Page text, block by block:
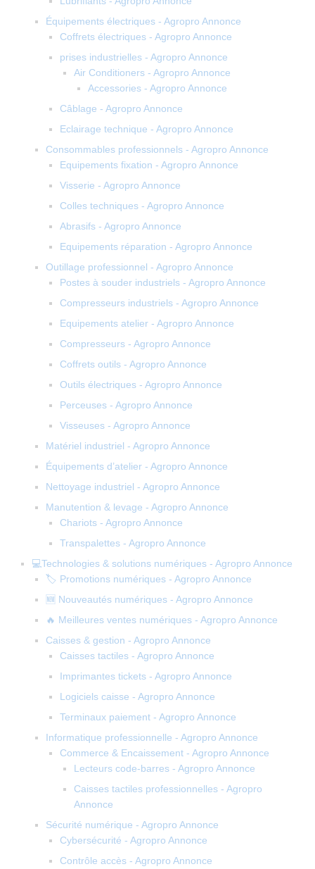
Équipements électriques - Agropro Annonce
Coffrets électriques - Agropro Annonce
prises industrielles - Agropro Annonce
Air Conditioners - Agropro Annonce
Accessories - Agropro Annonce
Câblage - Agropro Annonce
Eclairage technique - Agropro Annonce
Consommables professionnels - Agropro Annonce
Equipements fixation - Agropro Annonce
Visserie - Agropro Annonce
Colles techniques - Agropro Annonce
Abrasifs - Agropro Annonce
Equipements réparation - Agropro Annonce
Outillage professionnel - Agropro Annonce
Postes à souder industriels - Agropro Annonce
Compresseurs industriels - Agropro Annonce
Equipements atelier - Agropro Annonce
Compresseurs - Agropro Annonce
Coffrets outils - Agropro Annonce
Outils électriques - Agropro Annonce
Perceuses - Agropro Annonce
Visseuses - Agropro Annonce
Matériel industriel - Agropro Annonce
Équipements d’atelier - Agropro Annonce
Nettoyage industriel - Agropro Annonce
Manutention & levage - Agropro Annonce
Chariots - Agropro Annonce
Transpalettes - Agropro Annonce
💻Technologies & solutions numériques - Agropro Annonce
🏷️ Promotions numériques - Agropro Annonce
🆕 Nouveautés numériques - Agropro Annonce
🔥 Meilleures ventes numériques - Agropro Annonce
Caisses & gestion - Agropro Annonce
Caisses tactiles - Agropro Annonce
Imprimantes tickets - Agropro Annonce
Logiciels caisse - Agropro Annonce
Terminaux paiement - Agropro Annonce
Informatique professionnelle - Agropro Annonce
Commerce & Encaissement - Agropro Annonce
Lecteurs code-barres - Agropro Annonce
Caisses tactiles professionnelles - Agropro
Annonce
Sécurité numérique - Agropro Annonce
Cybersécurité - Agropro Annonce
Contrôle accès - Agropro Annonce